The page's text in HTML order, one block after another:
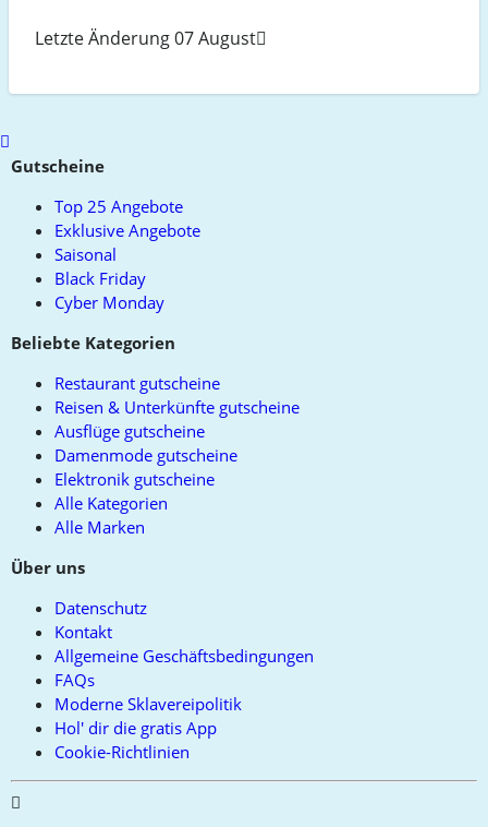
Letzte Änderung 07 August
Scroll
toGutscheine
Top 25 Angebote
Exklusive Angebote
Saisonal
Black Friday
Cyber Monday
Beliebte Kategorien
Restaurant gutscheine
Reisen & Unterkünfte gutscheine
Ausflüge gutscheine
Damenmode gutscheine
Elektronik gutscheine
Alle Kategorien
Alle Marken
Über uns
Datenschutz
Kontakt
Allgemeine Geschäftsbedingungen
FAQs
Moderne Sklavereipolitik
Hol' dir die gratis App
Cookie-Richtlinien